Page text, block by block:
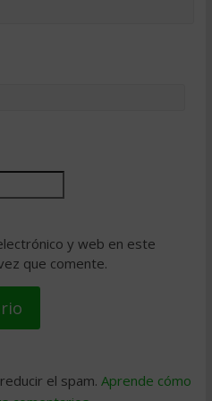
y web en este
que comente.
el spam. Aprende cómo